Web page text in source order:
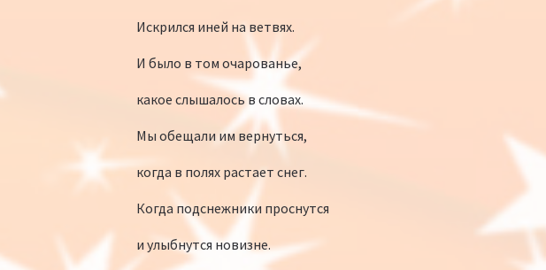
Искрился иней на ветвях.
И было в том очарованье,
какое слышалось в словах.
Мы обещали им вернуться,
когда в полях растает снег.
Когда подснежники проснутся
и улыбнутся новизне.